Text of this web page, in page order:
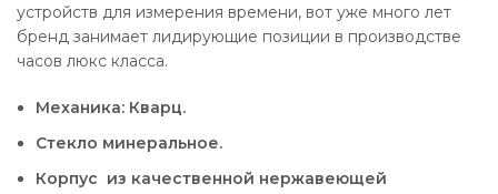
устройств для измерения времени, вот уже много лет
бренд занимает лидирующие позиции в производстве
часов люкс класса.
Механика: Кварц.
Стекло минеральное.
Корпус из качественной нержавеющей